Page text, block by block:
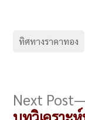
ทิศทางราคาทอง
แนะแนว
Next Post